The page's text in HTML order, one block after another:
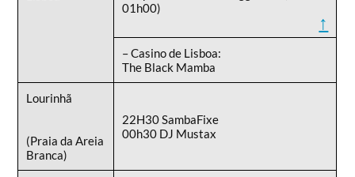
01h00)
↑
– Casino de Lisboa:
The Black Mamba
Lourinhã
(Praia da Areia
Branca)
22H30 SambaFixe
00h30 DJ Mustax